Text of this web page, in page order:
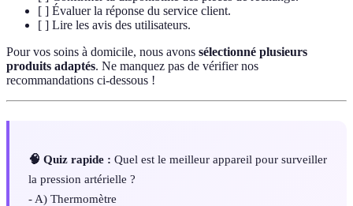
[ ] Évaluer la réponse du service client.
[ ] Lire les avis des utilisateurs.
Pour vos soins à domicile, nous avons sélectionné plusieurs
produits adaptés. Ne manquez pas de vérifier nos
recommandations ci-dessous !
🧠 Quiz rapide : Quel est le meilleur appareil pour surveiller
la pression artérielle ?
- A) Thermomètre